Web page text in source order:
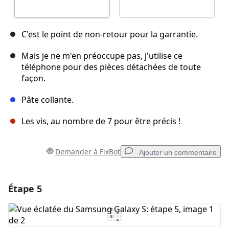
C'est le point de non-retour pour la garrantie.
Mais je ne m'en préoccupe pas, j'utilise ce
téléphone pour des pièces détachées de toute
façon.
Pâte collante.
Les vis, au nombre de 7 pour être précis !
Demander à FixBot Ajouter un commentaire
Ajouter un commentaire
Étape 5